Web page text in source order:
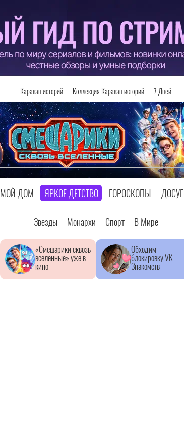
Караван историй Коллекция Караван историй 7 Дней
МОЙ ДОМ ЯРКОЕ ДЕТСТВО ГОРОСКОПЫ ДОСУГ
Звезды Монархи Спорт В Мире
«Смешарики сквозь
вселенные» уже в
кино
Обходим
блокировку VK
Знакомств